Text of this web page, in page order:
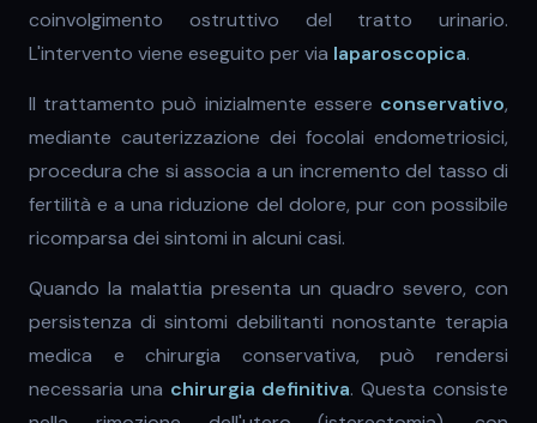
coinvolgimento ostruttivo del tratto urinario.
L'intervento viene eseguito per via laparoscopica.
Il trattamento può inizialmente essere conservativo,
mediante cauterizzazione dei focolai endometriosici,
procedura che si associa a un incremento del tasso di
fertilità e a una riduzione del dolore, pur con possibile
ricomparsa dei sintomi in alcuni casi.
Quando la malattia presenta un quadro severo, con
persistenza di sintomi debilitanti nonostante terapia
medica e chirurgia conservativa, può rendersi
necessaria una chirurgia definitiva. Questa consiste